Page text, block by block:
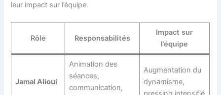
leur impact sur l’équipe.
Rôle Responsabilités
Impact sur
l’équipe
Jamal Alioui
Animation des
séances,
communication,
Augmentation du
dynamisme,